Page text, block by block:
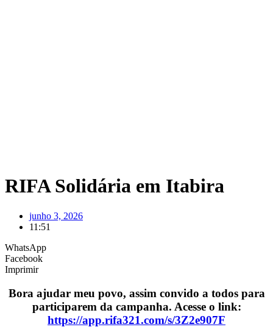
RIFA Solidária em Itabira
junho 3, 2026
11:51
WhatsApp
Facebook
Imprimir
Bora ajudar meu povo, assim convido a todos para
participarem da campanha. Acesse o link:
https://app.rifa321.com/s/3Z2e907F